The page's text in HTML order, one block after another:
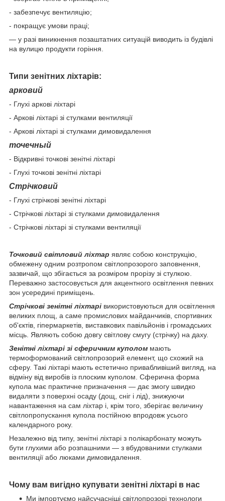
- забезпечує вентиляцію;
- покращує умови праці;
— у разі виникнення позаштатних ситуацій виводить із будівлі
на вулицю продукти горіння.
Типи зенітних ліхтарів:
арковий
- Глухі аркові ліхтарі
- Аркові ліхтарі зі стулками вентиляції
- Аркові ліхтарі зі стулками димовидалення
точечный
- Відкривні точкові зенітні ліхтарі
- Глухі точкові зенітні ліхтарі
Стрічковий
- Глухі стрічкові зенітні ліхтарі
- Стрічкові ліхтарі зі стулками димовидалення
- Стрічкові ліхтарі зі стулками вентиляції
Точковий світловий ліхтар являє собою конструкцію,
обмежену одним розтропом світлопрозорого заповнення,
зазвичай, що збігається за розміром прорізу зі стулкою.
Переважно застосовується для акцентного освітлення певних
зон усередині приміщень.
Стрічкові зенітні ліхтарі використовуються для освітлення
великих площ, а саме промислових майданчиків, спортивних
об'єктів, гіпермаркетів, виставкових павільйонів і громадських
місць. Являють собою довгу світлову смугу (стрічку) на даху.
Зенітні ліхтарі зі сферичним куполом мають
термоформований світлопрозорий елемент, що схожий на
сферу. Такі ліхтарі мають естетично привабливіший вигляд, на
відміну від виробів із плоским куполом. Сферична форма
купола має практичне призначення — дає змогу швидко
видаляти з поверхні осаду (дощ, сніг і лід), знижуючи
навантаження на сам ліхтар і, крім того, зберігає величину
світлопропускання купола постійною впродовж усього
календарного року.
Незалежно від типу, зенітні ліхтарі з полікарбонату можуть
бути глухими або розпашними — з вбудованими стулками
вентиляції або люками димовидалення.
Чому вам вигідно купувати зенітні ліхтарі в нас
Ми імпортуємо найсучасніші світлопрозорі технологи